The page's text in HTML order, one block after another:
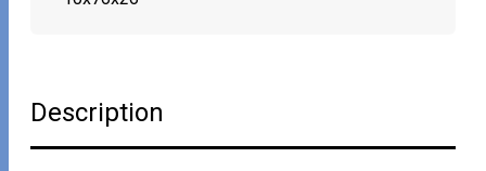
Description